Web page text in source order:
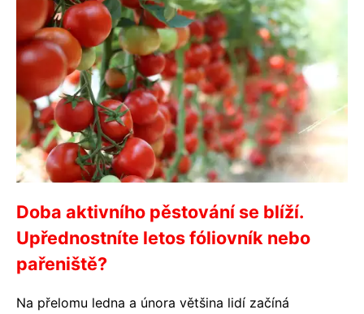
Doba aktivního pěstování se blíží.
Upřednostníte letos fóliovník nebo
pařeniště?
Na přelomu ledna a února většina lidí začíná